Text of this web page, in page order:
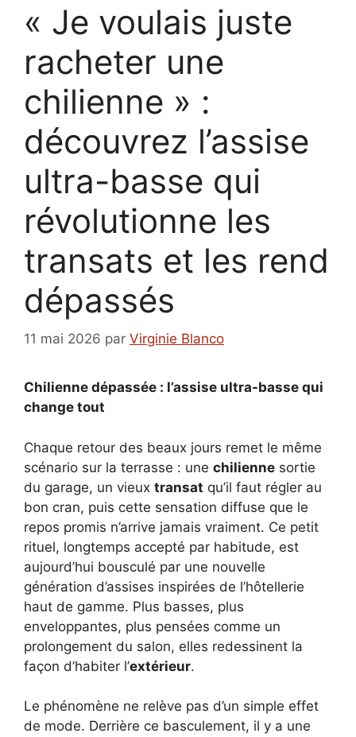
« Je voulais juste
racheter une
chilienne » :
découvrez l’assise
ultra-basse qui
révolutionne les
transats et les rend
dépassés
11 mai 2026 par Virginie Blanco
Chilienne dépassée : l’assise ultra-basse qui
change tout
Chaque retour des beaux jours remet le même
scénario sur la terrasse : une chilienne sortie
du garage, un vieux transat qu’il faut régler au
bon cran, puis cette sensation diffuse que le
repos promis n’arrive jamais vraiment. Ce petit
rituel, longtemps accepté par habitude, est
aujourd’hui bousculé par une nouvelle
génération d’assises inspirées de l’hôtellerie
haut de gamme. Plus basses, plus
enveloppantes, plus pensées comme un
prolongement du salon, elles redessinent la
façon d’habiter l’extérieur.
Le phénomène ne relève pas d’un simple effet
de mode. Derrière ce basculement, il y a une